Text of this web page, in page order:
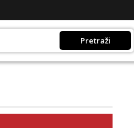
Pretraži